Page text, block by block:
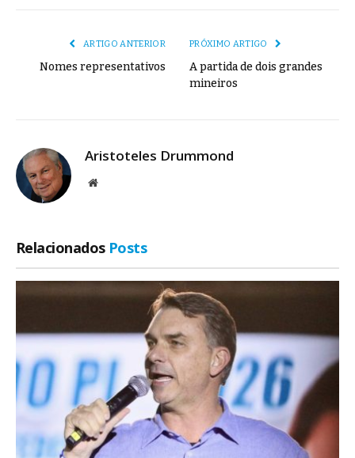
ARTIGO ANTERIOR
Nomes representativos
PRÓXIMO ARTIGO
A partida de dois grandes
mineiros
Aristoteles Drummond
Site
Relacionados Posts